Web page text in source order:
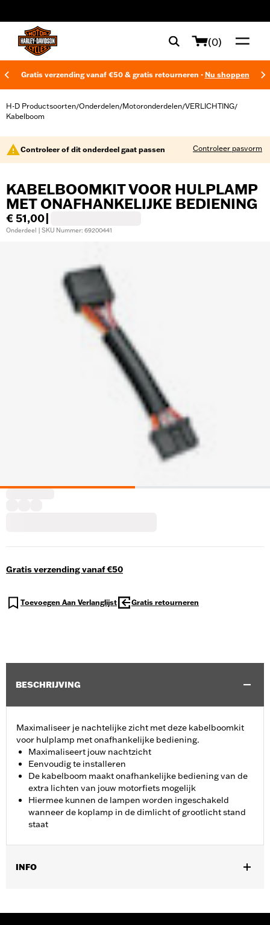
(0)
Gratis verzending vanaf €50 & gratis retourneren - Nu shoppen
H-D Productsoorten/Onderdelen/Motoronderdelen/VERLICHTING/
Kabelboom
Controleer of dit onderdeel gaat passen Controleer pasvorm
KABELBOOMKIT VOOR HULPLAMP
MET ONAFHANKELIJKE BEDIENING
€ 51,00
Onderdeel | SKU Nummer: 69200441
Gratis verzending vanaf €50
Toevoegen Aan Verlanglijst Gratis retourneren
BESCHRIJVING
Maximaliseer je nachtelijke zicht met deze kabelboomkit
voor hulplamp met onafhankelijke bediening.
Maximaliseert jouw nachtzicht
Eenvoudig te installeren
De kabelboom maakt onafhankelijke bediening van de
extra lichten van jouw motorfiets mogelijk
Hiermee kunnen de lampen worden ingeschakeld
wanneer de koplamp in de dimlicht of grootlicht stand
staat
INFO